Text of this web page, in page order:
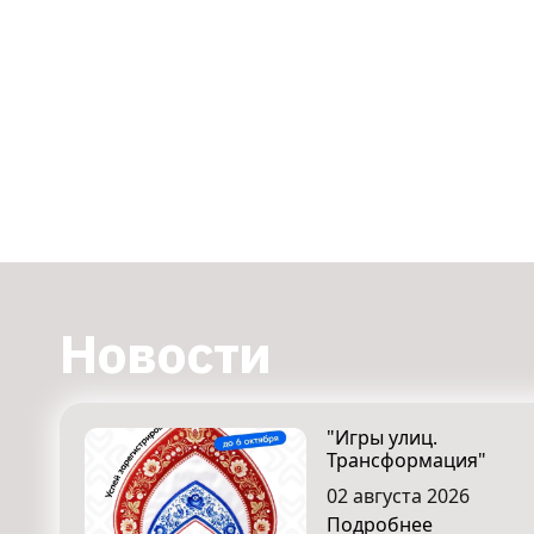
Новости
"Игры улиц.
Трансформация"
02 августа 2026
Подробнее